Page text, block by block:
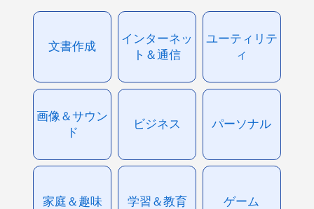
文書作成
インターネッ
ト＆通信
ユーティリテ
ィ
画像＆サウン
ド
ビジネス パーソナル
家庭＆趣味 学習＆教育 ゲーム